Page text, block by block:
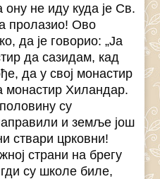
не иду куда је Св.
пролазио! Ово
да је говорио: „Ја
да сазидам, кад
да у свој монастир
монастир Хиландар.
су
и земље још
ствари црковни!
страни на брегу
су школе биле,